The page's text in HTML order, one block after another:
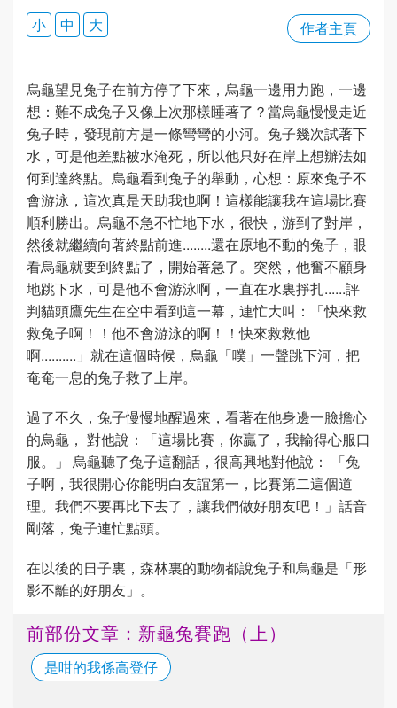
作者主頁
小 中 大
烏龜望見兔子在前方停了下來，烏龜一邊用力跑，一邊
想：難不成兔子又像上次那樣睡著了？當烏龜慢慢走近
兔子時，發現前方是一條彎彎的小河。兔子幾次試著下
水，可是他差點被水淹死，所以他只好在岸上想辦法如
何到達終點。烏龜看到兔子的舉動，心想：原來兔子不
會游泳，這次真是天助我也啊！這樣能讓我在這場比賽
順利勝出。烏龜不急不忙地下水，很快，游到了對岸，
然後就繼續向著終點前進........還在原地不動的兔子，眼
看烏龜就要到終點了，開始著急了。突然，他奮不顧身
地跳下水，可是他不會游泳啊，一直在水裏掙扎......評
判貓頭鷹先生在空中看到這一幕，連忙大叫：「快來救
救兔子啊！！他不會游泳的啊！！快來救救他
啊..........」就在這個時候，烏龜「噗」一聲跳下河，把
奄奄一息的兔子救了上岸。
過了不久，兔子慢慢地醒過來，看著在他身邊一臉擔心
的烏龜， 對他說：「這場比賽，你贏了，我輸得心服口
服。」 烏龜聽了兔子這翻話，很高興地對他說： 「兔
子啊，我很開心你能明白友誼第一，比賽第二這個道
理。我們不要再比下去了，讓我們做好朋友吧！」話音
剛落，兔子連忙點頭。
在以後的日子裏，森林裏的動物都說兔子和烏龜是「形
影不離的好朋友」。
前部份文章：新龜兔賽跑（上）
是咁的我係高登仔